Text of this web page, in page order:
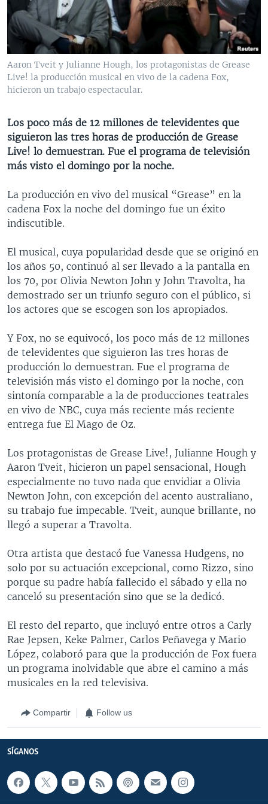
VENEZUELA
BRASIL
NICARAGUA
ECONOMÍA
ENTRETENIMIENTO Y CULTURA
TECNOLOGÍA
DEPORTES
CIENCIA Y SALUD
MULTIMEDIA
VIDEOS
FOTOGRAFÍA
AUDIOS
PROGRAMAS TV
EL MUNDO AL DÍA
FORO INTERAMERICANO
LAS CLAVES
PANORAMA
RADIO
AVANCE INFORMATIVO
AUDIONOTICIAS
BUENOS DÍAS AMÉRICA
ESTADOS UNIDOS AL DÍA
EL MUNDO AL DÍA [RADIO]
DEPORTIVO INTERNACIONAL
NOTA ECONÓMICA
ENTRETENIMIENTO
DIRECT
DOCUMENTALES DE LA VOA
Learning English
SÍGANOS
Idiomas
Aaron Tveit y Julianne Hough, los protagonistas de Grease
Live! la producción musical en vivo de la cadena Fox,
hicieron un trabajo espectacular.
Los poco más de 12 millones de televidentes que
siguieron las tres horas de producción de Grease
Live! lo demuestran. Fue el programa de televisión
más visto el domingo por la noche.
La producción en vivo del musical “Grease” en la
cadena Fox la noche del domingo fue un éxito
indiscutible.
El musical, cuya popularidad desde que se originó en
los años 50, continuó al ser llevado a la pantalla en
los 70, por Olivia Newton John y John Travolta, ha
demostrado ser un triunfo seguro con el público, si
los actores que se escogen son los apropiados.
Y Fox, no se equivocó, los poco más de 12 millones
de televidentes que siguieron las tres horas de
producción lo demuestran. Fue el programa de
televisión más visto el domingo por la noche, con
sintonía comparable a la de producciones teatrales
en vivo de NBC, cuya más reciente más reciente
entrega fue El Mago de Oz.
Los protagonistas de Grease Live!, Julianne Hough y
Aaron Tveit, hicieron un papel sensacional, Hough
especialmente no tuvo nada que envidiar a Olivia
Newton John, con excepción del acento australiano,
su trabajo fue impecable. Tveit, aunque brillante, no
llegó a superar a Travolta.
Otra artista que destacó fue Vanessa Hudgens, no
solo por su actuación excepcional, como Rizzo, sino
porque su padre había fallecido el sábado y ella no
canceló su presentación sino que se la dedicó.
El resto del reparto, que incluyó entre otros a Carly
Rae Jepsen, Keke Palmer, Carlos Peñavega y Mario
López, colaboró para que la producción de Fox fuera
un programa inolvidable que abre el camino a más
musicales en la red televisiva.
Compartir Follow us
SÍGANOS